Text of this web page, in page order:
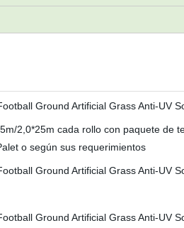
2,0*25m cada rollo con paquete de
o según sus requerimientos